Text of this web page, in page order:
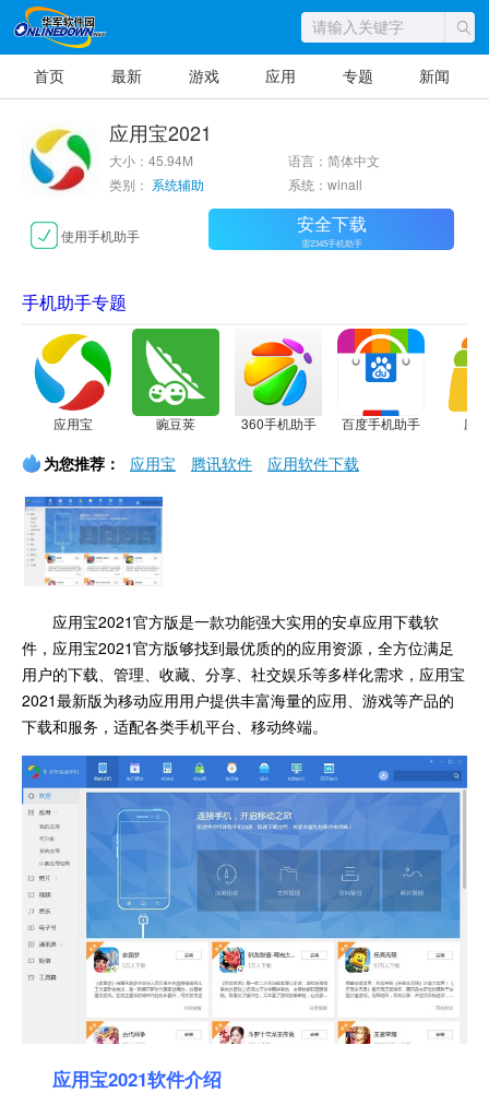
首页 最新 游戏 应用 专题 新闻
应用宝2021
大小：45.94M
语言：简体中文
类别： 系统辅助 系统：winall
使用手机助手 安全下载
需2345手机助手
手机助手专题
应用宝 豌豆荚 360手机助手 百度手机助手 应
为您推荐： 应用宝 腾讯软件 应用软件下载
应用宝2021官方版是一款功能强大实用的安卓应用下载软
件，应用宝2021官方版够找到最优质的的应用资源，全方位满足
用户的下载、管理、收藏、分享、社交娱乐等多样化需求，应用宝
2021最新版为移动应用用户提供丰富海量的应用、游戏等产品的
下载和服务，适配各类手机平台、移动终端。
应用宝2021软件介绍